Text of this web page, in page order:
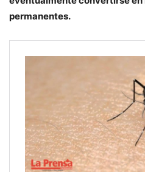
permanentes.